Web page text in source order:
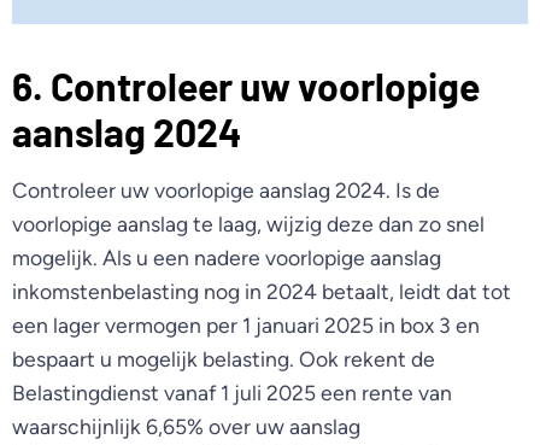
6. Controleer uw voorlopige
aanslag 2024
Controleer uw voorlopige aanslag 2024. Is de
voorlopige aanslag te laag, wijzig deze dan zo snel
mogelijk. Als u een nadere voorlopige aanslag
inkomstenbelasting nog in 2024 betaalt, leidt dat tot
een lager vermogen per 1 januari 2025 in box 3 en
bespaart u mogelijk belasting. Ook rekent de
Belastingdienst vanaf 1 juli 2025 een rente van
waarschijnlijk 6,65% over uw aanslag